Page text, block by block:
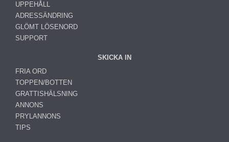
UPPEHÅLL
ADRESSÄNDRING
GLÖMT LÖSENORD
SUPPORT
SKICKA IN
FRIA ORD
TOPPEN/BOTTEN
GRATTISHÄLSNING
ANNONS
PRYLANNONS
TIPS